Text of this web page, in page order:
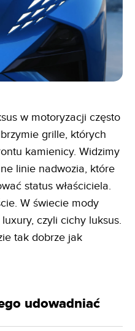
w motoryzacji często
grille, których
kamienicy. Widzimy
linie nadwozia, które
status właściciela.
W świecie mody
czyli cichy luksus.
tak dobrze jak
udowadniać